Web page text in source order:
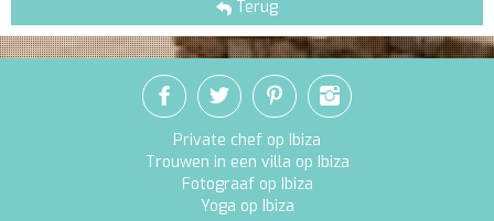
Terug
Private chef op Ibiza
Trouwen in een villa op Ibiza
Fotograaf op Ibiza
Yoga op Ibiza